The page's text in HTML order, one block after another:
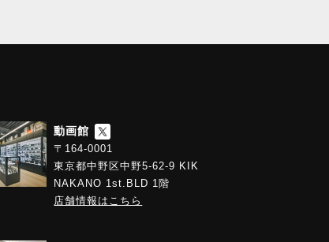
動画館
〒164-0001
東京都中野区中野5-62-9 KIK
NAKANO 1st.BLD 1階
店舗情報はこちら